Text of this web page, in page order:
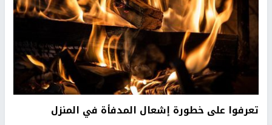
تعرفوا على خطورة إشعال المدفأة في المنزل